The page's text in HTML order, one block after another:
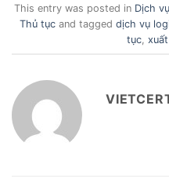
This entry was posted in Dịch
Thủ tụcand tagged dịch vụ
tục